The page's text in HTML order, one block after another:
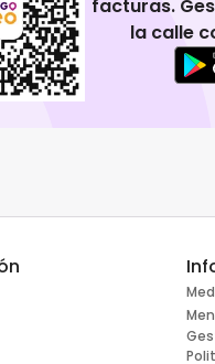
facturas.
la calle